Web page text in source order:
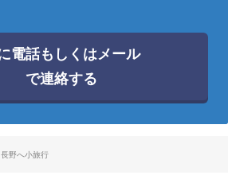
電話もしくはメール
で連絡する
長野へ小旅行